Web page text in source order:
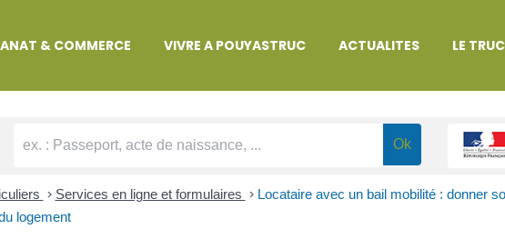
& COMMERCE VIVRE A POUYASTRUC ACTUALITES LE
ADMINISTRATIVES
> Services en ligne et formulaires > Locataire avec un bail mobilité : donner
logement